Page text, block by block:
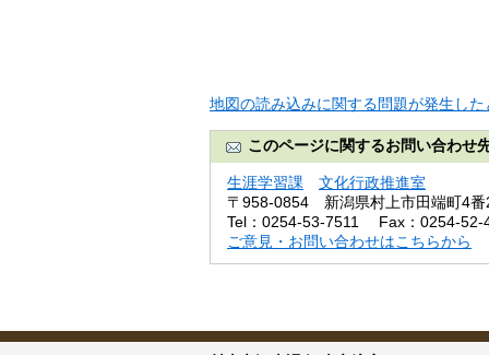
地図の読み込みに関する問題が発生した
このページに関するお問い合わせ
生涯学習課
文化行政推進室
〒958-0854
新潟県村上市田端町4番
Tel：0254-53-7511
Fax：0254-52-
ご意見・お問い合わせはこちらから